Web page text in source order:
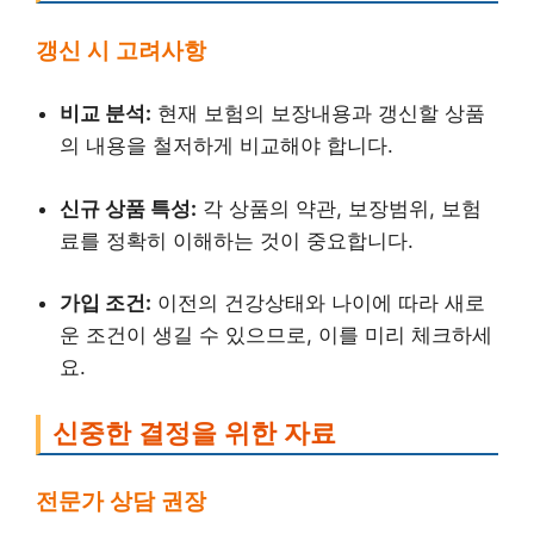
갱신 시 고려사항
비교 분석: 현재 보험의 보장내용과 갱신할 상품
의 내용을 철저하게 비교해야 합니다.
신규 상품 특성: 각 상품의 약관, 보장범위, 보험
료를 정확히 이해하는 것이 중요합니다.
가입 조건: 이전의 건강상태와 나이에 따라 새로
운 조건이 생길 수 있으므로, 이를 미리 체크하세
요.
신중한 결정을 위한 자료
전문가 상담 권장